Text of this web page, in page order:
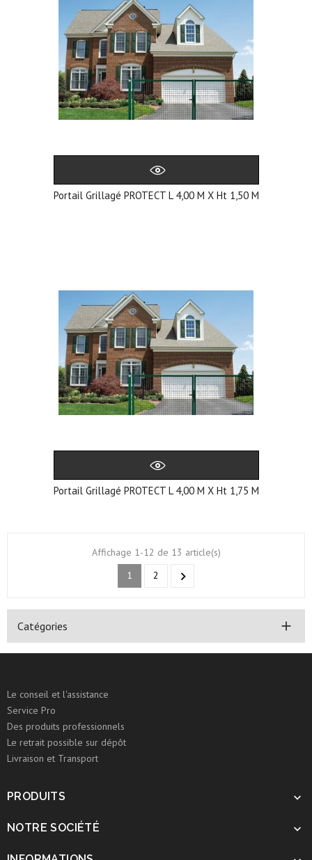
Portail Grillagé PROTECT L 4,00 M X Ht 1,50 M
Portail Grillagé PROTECT L 4,00 M X Ht 1,75 M
Affichage 1-12 de 13 article(s)
1
2 
Catégories 
Le conseil et l'assistance
Service Pro
Des produits professionnels
Le retrait possible sur dépôt
Livraison et Transport
PRODUITS 
NOTRE SOCIÉTÉ 